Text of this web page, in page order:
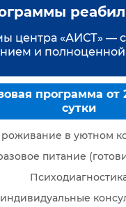
центра «АИСТ» —
и
программа от
сутки
в уютном
питание